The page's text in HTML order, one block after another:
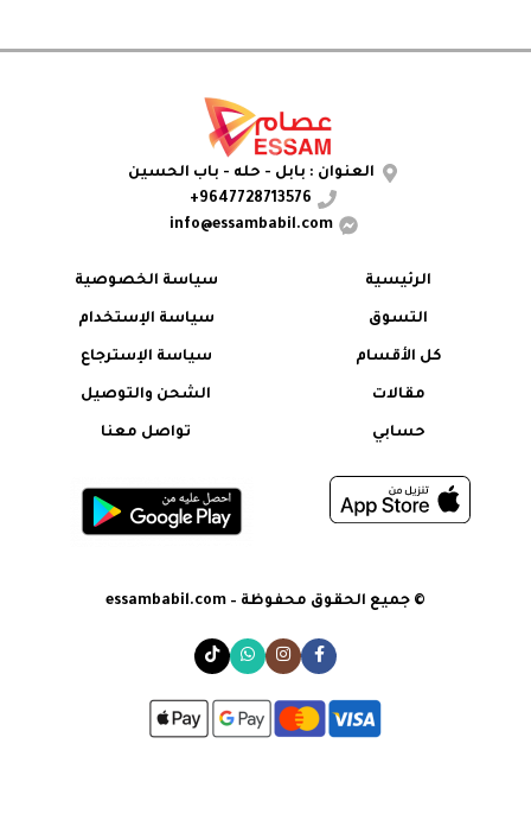
العنوان : بابل - حله - باب الحسين
9647728713576+
info@essambabil.com
الرئيسية
التسوق
كل الأقسام
مقالات
حسابي
سياسة الخصوصية
سياسة الإستخدام
سياسة الإسترجاع
الشحن والتوصيل
تواصل معنا
© جميع الحقوق محفوظة – essambabil.com